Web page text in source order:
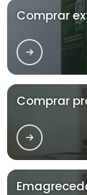
Comprar
Comprar